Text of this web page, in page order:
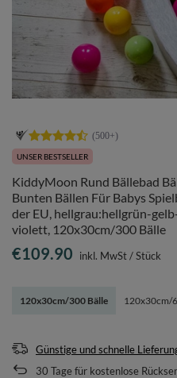
UNSER BESTSELLER
KiddyMoon Rund Bällebad
Bunten Bällen Für Babys
der EU, hellgrau:hellgrün-
violett, 120x30cm/300 Bälle
120x30cm/300 Bälle 120x30cm/
€109.90 inkl. MwSt/Stück
Günstige und schnelle
30 Tage für kostenlose